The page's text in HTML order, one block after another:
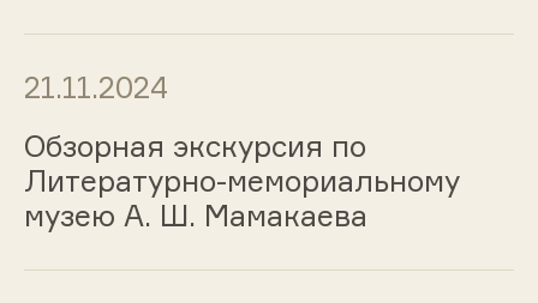
21.11.2024
Обзорная экскурсия по
Литературно-мемориальному
музею А. Ш. Мамакаева